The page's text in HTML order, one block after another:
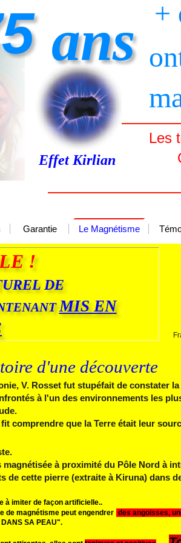
Effet Kirlian
Les
ans
Garantie Le Magnétisme
+
!
DE
MIS EN
d'une découverte
V. Rosset fut stupéfait de constater
à l'un des environnements les
comprendre que la Terre était leur
à proximité du Pôle Nord à
cette pierre (extraite à Kiruna) dans
à imiter de façon artificielle..
de magnétisme peut engendrer des angoisses,
SA PEAU".